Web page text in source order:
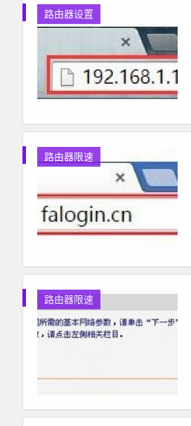
路由器设置
路由器限速
路由器限速